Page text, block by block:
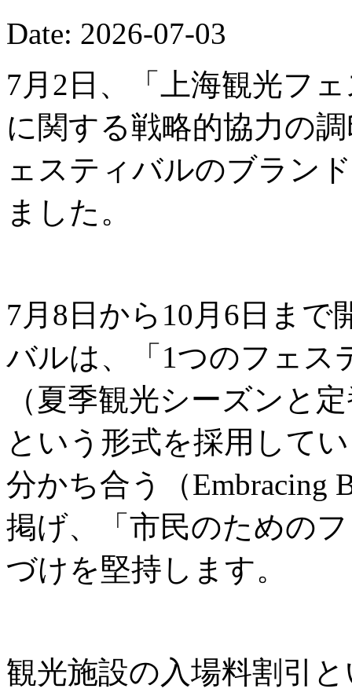
Date: 2026-07-03
7月2日、「上海観光フ
に関する戦略的協力の
ェスティバルのブラン
ました。
7月8日から10月6日ま
バルは、「1つのフェス
（夏季観光シーズンと
という形式を採用して
分かち合う（Embracing
掲げ、「市民のための
づけを堅持します。
観光施設の入場料割引